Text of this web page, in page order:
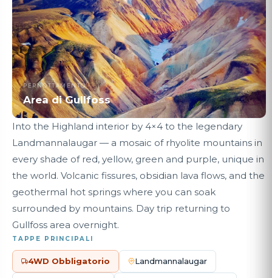
PERNOTTAMENTO
Area di Gullfoss
Into the Highland interior by 4×4 to the legendary
Landmannalaugar — a mosaic of rhyolite mountains in
every shade of red, yellow, green and purple, unique in
the world. Volcanic fissures, obsidian lava flows, and the
geothermal hot springs where you can soak
surrounded by mountains. Day trip returning to
Gullfoss area overnight.
TAPPE PRINCIPALI
4WD Obbligatorio Landmannalaugar